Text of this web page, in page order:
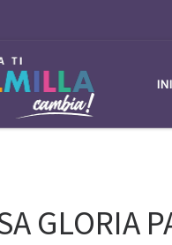
GLORIA